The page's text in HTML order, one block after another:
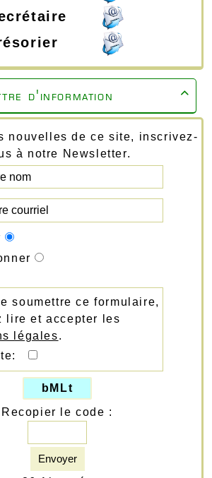

d'information
nouvelles de ce site, inscrivez-
à notre Newsletter.
soumettre ce formulaire,
lire et accepter les
légales.
bMLt
Recopier le code :
Envoyer